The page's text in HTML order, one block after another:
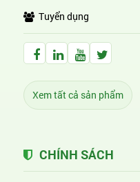
Tuyển dụng
Facebook Huỳnh
LinkedInYouTube
Xem tất cả sản phẩm
CHÍNH SÁCH